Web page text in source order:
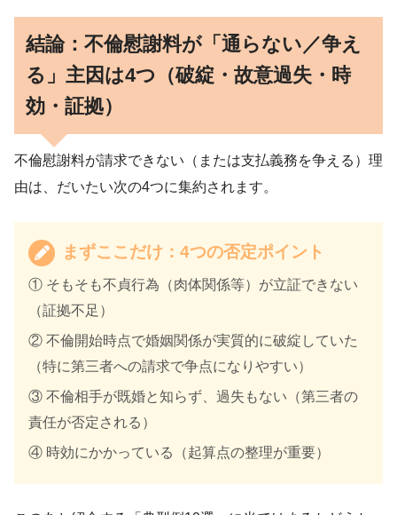
結論：不倫慰謝料が「通らない／争え
る」主因は4つ（破綻・故意過失・時
効・証拠）
不倫慰謝料が請求できない（または支払義務を争える）理
由は、だいたい次の4つに集約されます。
まずここだけ：4つの否定ポイント
① そもそも不貞行為（肉体関係等）が立証できない
（証拠不足）
② 不倫開始時点で婚姻関係が実質的に破綻していた
（特に第三者への請求で争点になりやすい）
③ 不倫相手が既婚と知らず、過失もない（第三者の
責任が否定される）
④ 時効にかかっている（起算点の整理が重要）